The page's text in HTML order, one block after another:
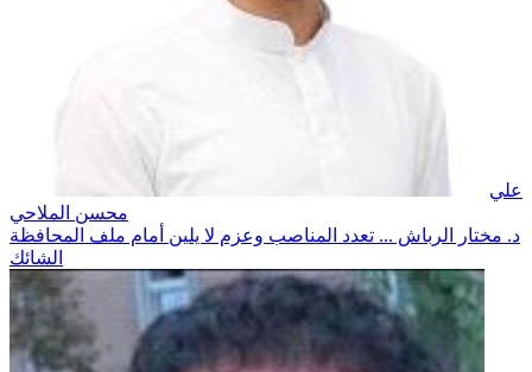
علي
محسن الملاحي
د. مختار الرباش ... تعدد المناصب وعزم لا يلين أمام ملف المحافظة
الشائك